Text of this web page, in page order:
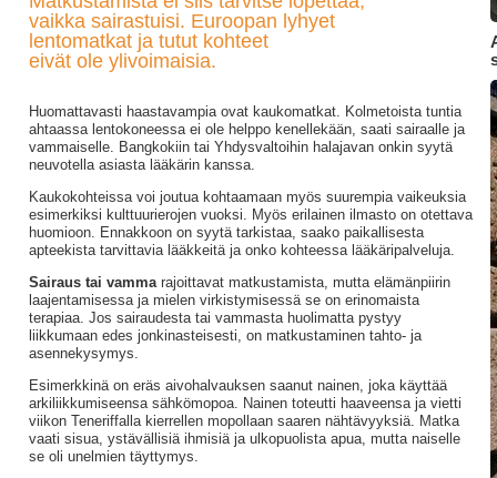
vaikka sairastuisi. Euroopan lyhyet
lentomatkat ja tutut kohteet
eivät ole ylivoimaisia.
Huomattavasti haastavampia ovat kaukomatkat. Kolmetoista tuntia
ahtaassa lentokoneessa ei ole helppo kenellekään, saati sairaalle ja
vammaiselle. Bangkokiin tai Yhdysvaltoihin halajavan onkin syytä
neuvotella asiasta lääkärin kanssa.
Kaukokohteissa voi joutua kohtaamaan myös suurempia vaikeuksia
esimerkiksi kulttuurierojen vuoksi. Myös erilainen ilmasto on otettava
huomioon. Ennakkoon on syytä tarkistaa, saako paikallisesta
apteekista tarvittavia lääkkeitä ja onko kohteessa lääkäripalveluja.
Sairaus tai vammarajoittavat matkustamista, mutta elämänpiirin
laajentamisessa ja mielen virkistymisessä se on erinomaista
terapiaa. Jos sairaudesta tai vammasta huolimatta pystyy
liikkumaan edes jonkinasteisesti, on matkustaminen tahto- ja
asennekysymys.
Esimerkkinä on eräs aivohalvauksen saanut nainen, joka käyttää
arkiliikkumiseensa sähkömopoa. Nainen toteutti haaveensa ja vietti
viikon Teneriffalla kierrellen mopollaan saaren nähtävyyksiä. Matka
vaati sisua, ystävällisiä ihmisiä ja ulkopuolista apua, mutta naiselle
se oli unelmien täyttymys.